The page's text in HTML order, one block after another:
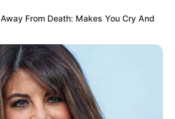
From Death: Makes You Cry And